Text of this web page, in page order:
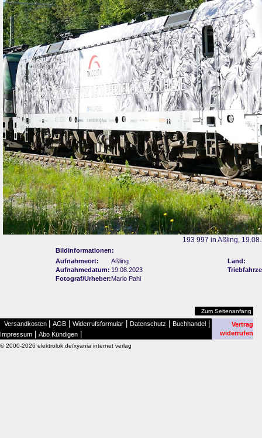
193 997 in Aßling,
Bildinformationen:
Aufnahmeort:
Aßling
Land:
Aufnahmedatum: 19.08.2023
Fotograf/Urheber:Mario Pahl
Zum Seitenanfang
Versandkosten AGB Widerrufsformular Datenschutz Buchhandel
Impressum Abo Kündigen
Vertrag
widerrufen
© 2000-2026 elektrolok.de/xyania internet verlag